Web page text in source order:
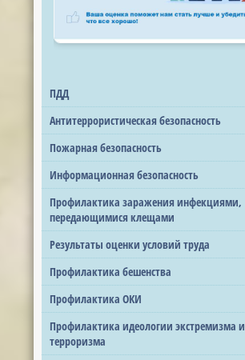
ПДД
Антитеррористическая безопасность
Пожарная безопасность
Информационная безопасность
Профилактика заражения инфекциями,
передающимися клещами
Результаты оценки условий труда
Профилактика бешенства
Профилактика ОКИ
Профилактика идеологии экстремизма и
терроризма